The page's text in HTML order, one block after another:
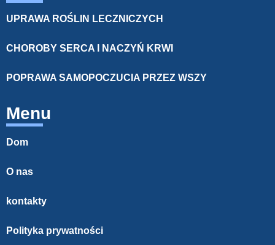
UPRAWA ROŚLIN LECZNICZYCH
CHOROBY SERCA I NACZYŃ KRWI
POPRAWA SAMOPOCZUCIA PRZEZ WSZY
Menu
Dom
O nas
kontakty
Polityka prywatności